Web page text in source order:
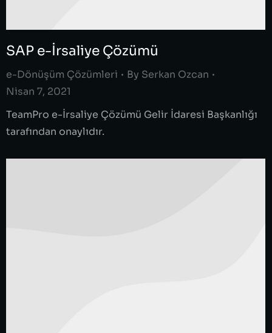
SAP e-İrsaliye Çözümü
e-Dönüşüm Çözümleri By Serkan Ozcan
Nisan 7, 2021
TeamPro e-İrsaliye Çözümü Gelir İdaresi Başkanlığı
tarafından onaylıdır.